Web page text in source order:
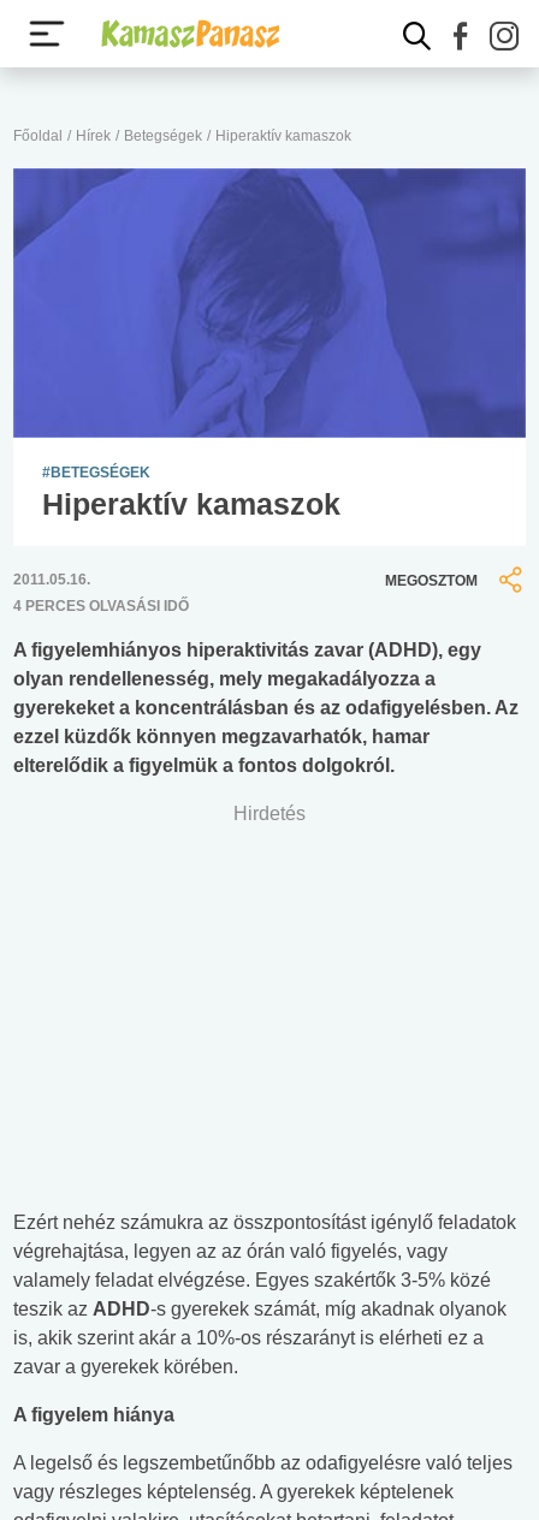
Főoldal / Hírek / Betegségek / Hiperaktív kamaszok
#BETEGSÉGEK
Hiperaktív kamaszok
2011.05.16.
4 PERCES OLVASÁSI IDŐ
MEGOSZTOM
A figyelemhiányos hiperaktivitás zavar (ADHD), egy
olyan rendellenesség, mely megakadályozza a
gyerekeket a koncentrálásban és az odafigyelésben. Az
ezzel küzdők könnyen megzavarhatók, hamar
elterelődik a figyelmük a fontos dolgokról.
Hirdetés
Ezért nehéz számukra az összpontosítást igénylő feladatok
végrehajtása, legyen az az órán való figyelés, vagy
valamely feladat elvégzése. Egyes szakértők 3-5% közé
teszik az ADHD-s gyerekek számát, míg akadnak olyanok
is, akik szerint akár a 10%-os részarányt is elérheti ez a
zavar a gyerekek körében.
A figyelem hiánya
A legelső és legszembetűnőbb az odafigyelésre való teljes
vagy részleges képtelenség. A gyerekek képtelenek